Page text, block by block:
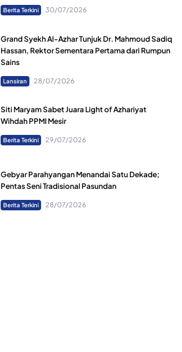
Berita Terkini 30/07/2026
Grand Syekh Al-Azhar Tunjuk Dr. Mahmoud Sadiq
Hassan, Rektor Sementara Pertama dari Rumpun
Sains
Lansiran 28/07/2026
Siti Maryam Sabet Juara Light of Azhariyat
Wihdah PPMI Mesir
Berita Terkini 29/07/2026
Gebyar Parahyangan Menandai Satu Dekade;
Pentas Seni Tradisional Pasundan
Berita Terkini 28/07/2026